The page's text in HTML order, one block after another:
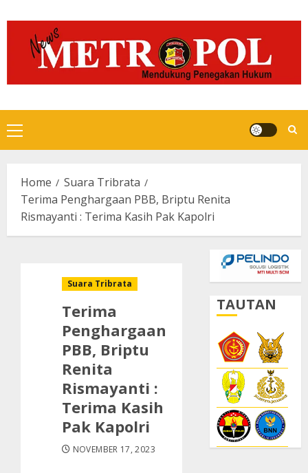
to
content
Primary
Menu
Home
Suara Tribrata
Terima Penghargaan PBB, Briptu Renita
Rismayanti : Terima Kasih Pak Kapolri
Suara Tribrata
Terima
Penghargaan
PBB, Briptu
Renita
Rismayanti :
Terima Kasih
Pak Kapolri
NOVEMBER 17, 2023
TAUTAN